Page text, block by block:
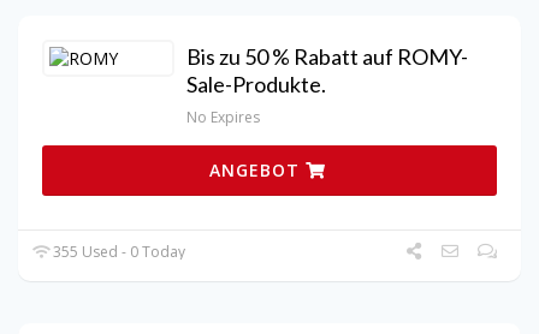
Bis zu 50 % Rabatt auf ROMY-
Sale-Produkte.
No Expires
ANGEBOT
355 Used - 0 Today